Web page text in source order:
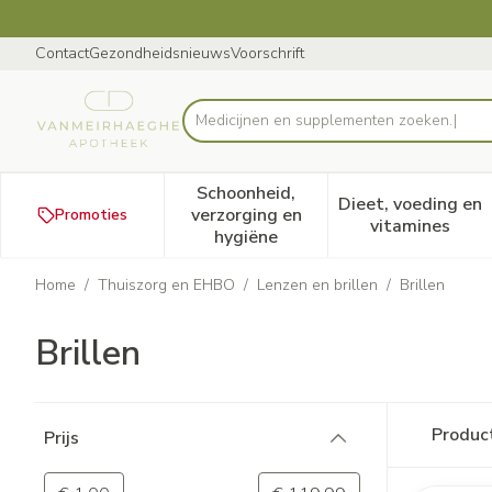
ContactGezondheidsnieuwsVoorschrift
Product, merk, categorie...
Promoties
Schoonheid,
verzorging en
hygiëne
Toon submenu voor
Dieet, voeding en
vitamines
Toon
Home / Thuiszorg en EHBO / Lenzen en brillen / Brillen
Brillen
Prijs